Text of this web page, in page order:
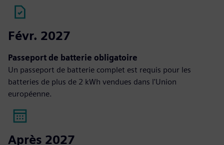
Févr. 2027
Passeport de batterie obligatoire
Un passeport de batterie complet est requis pour les
batteries de plus de 2 kWh vendues dans l'Union
européenne.
Après 2027